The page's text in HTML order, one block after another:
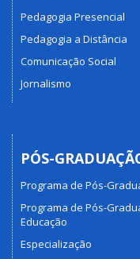
Pedagogia Presencial
Pedagogia a Distância
Comunicação Social
Jornalismo
PÓS-
Programa de Pós-
Programa de Pós-
Educação
Especialização